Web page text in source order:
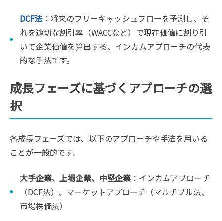
DCF法 ：将来のフリーキャッシュフローを予測し、そ
れを適切な割引率（WACCなど）で現在価値に割り引
いて企業価値を算出する、インカムアプローチの代表
的な手法です。
成長フェーズに基づくアプローチの選
択
各成長フェーズでは、以下のアプローチや手法を用いる
ことが一般的です。
大手企業、上場企業、中堅企業：インカムアプローチ
（DCF法）、マーケットアプローチ（マルチプル法、
市場株価法）